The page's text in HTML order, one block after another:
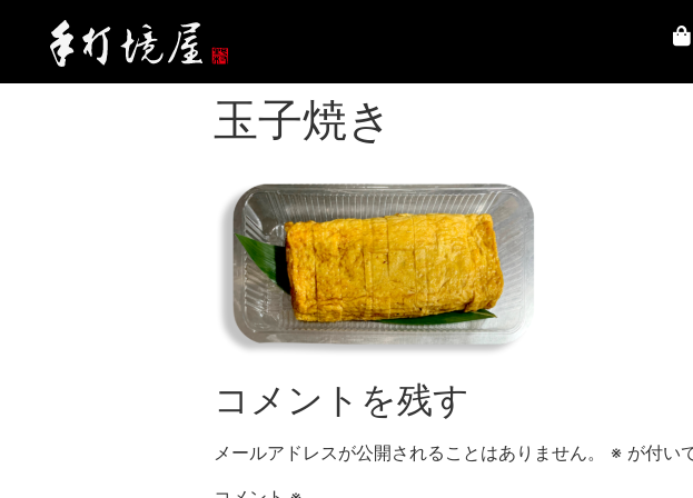
玉子焼き
コメントを残す
メールアドレスが公開されることはありません。 ※ が付い